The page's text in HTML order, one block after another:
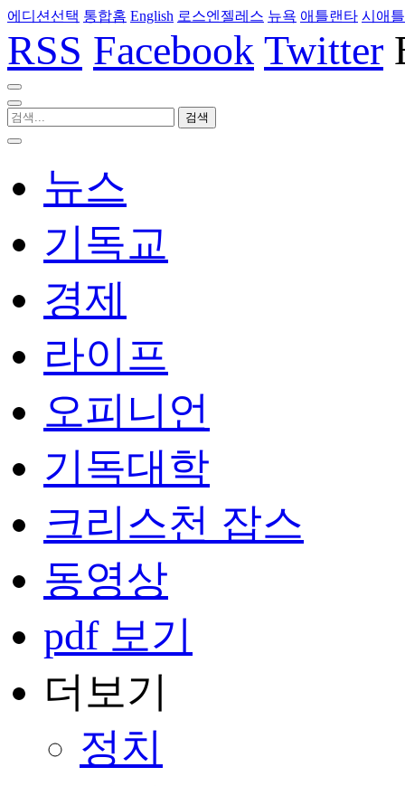
에디션선택 통합홈 English 로스엔젤레스 뉴욕 애틀랜타 시애틀
RSS Facebook Twitter
뉴스
기독교
경제
라이프
오피니언
기독대학
크리스천 잡스
동영상
pdf 보기
더보기
정치